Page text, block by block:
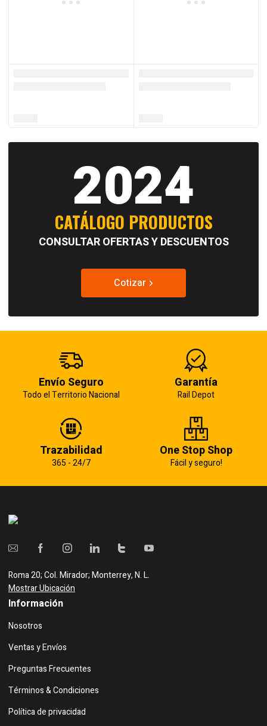
2024
CATÁLOGO PRODUCTOS
CONSULTAR OFERTAS Y DESCUENTOS
Cotizar
Envío Seguro
Todo el Territorio Nacional
Garantía
Rail Depot
Trazabilidad
365 - 24/7
One Stop Shop
Fácil y seguro!
Roma 20; Col. Mirador; Monterrey, N. L.
Mostrar Ubicación
Información
Nosotros
Ventas y Envíos
Preguntas Frecuentes
Términos & Condiciones
Política de privacidad